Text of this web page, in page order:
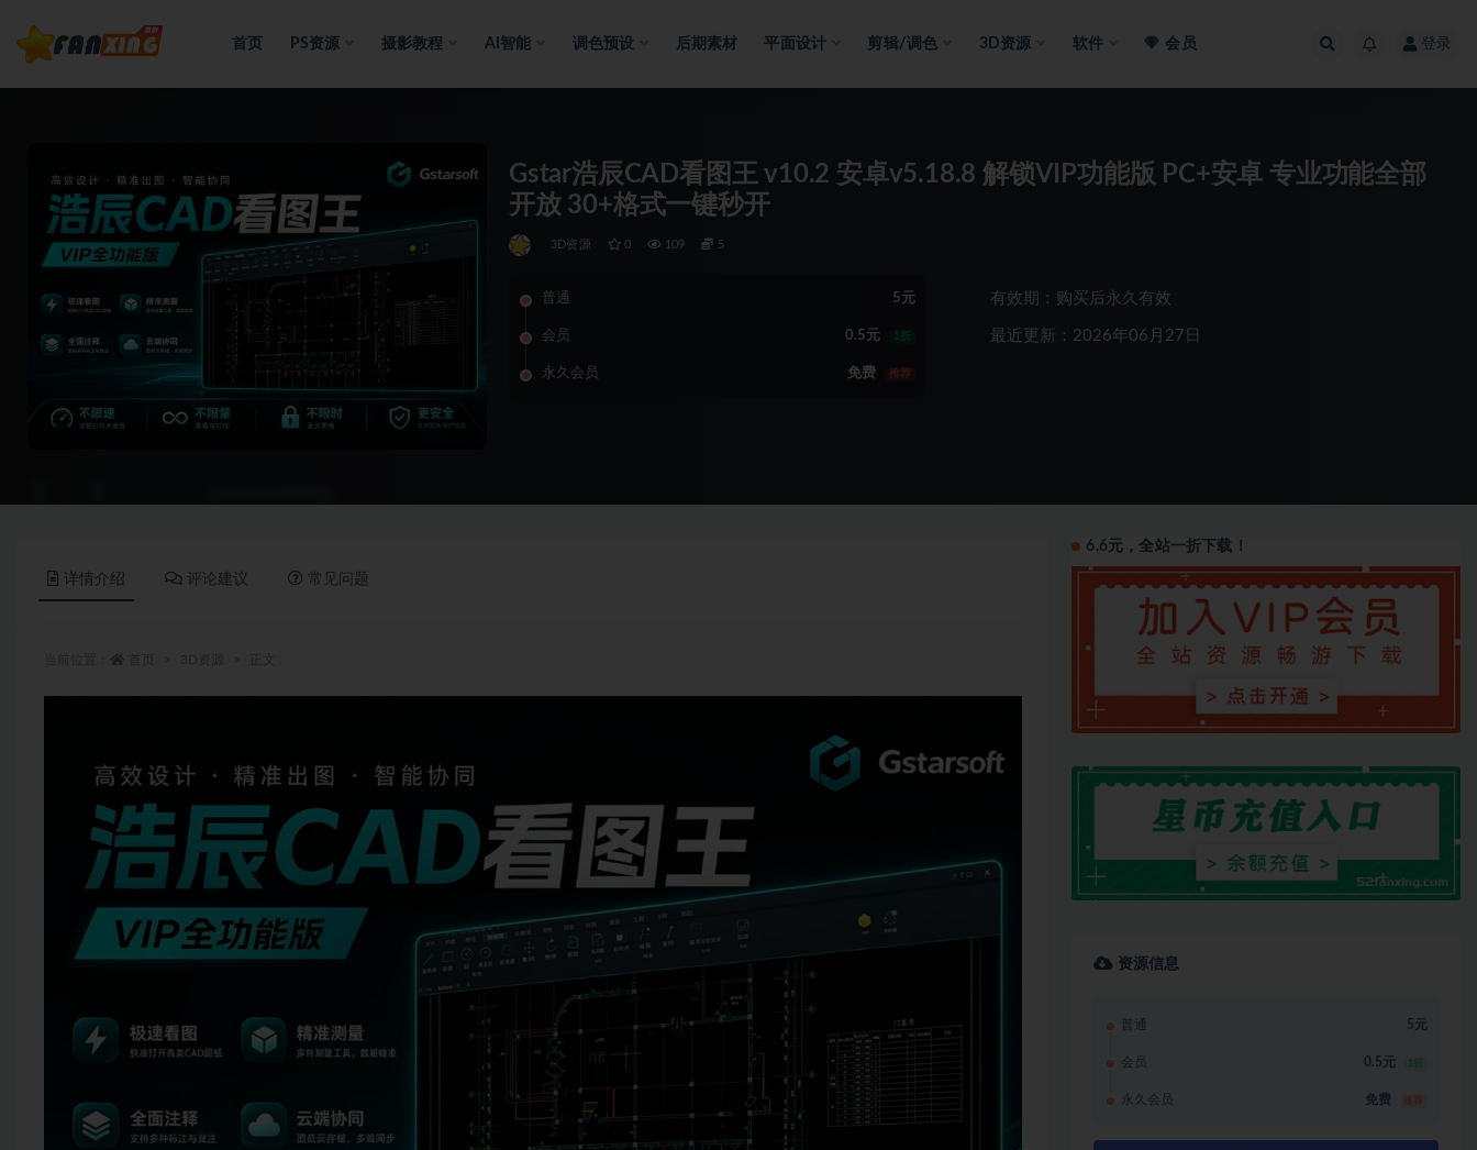
首页 PS资源 摄影教程 AI智能 调色预设 后期素材 平面设计 剪辑/调色 3D资源 软件 会员 登录
Gstar浩辰CAD看图王 v10.2 安卓v5.18.8 解锁VIP功能版 PC+安卓 专业功能全部
开放 30+格式一键秒开
3D资源 0 109 5
普通 5元
会员 0.5元 1折
永久会员 免费 推荐
有效期：购买后永久有效
最近更新：2026年06月27日
详情介绍 评论建议 常见问题
6.6元，全站一折下载！
资源信息
普通 5元
会员 0.5元 1折
永久会员 免费